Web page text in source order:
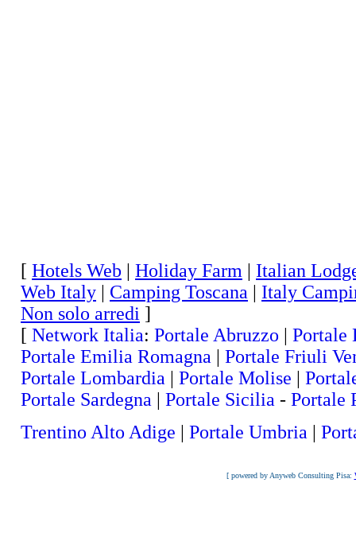
[ Hotels Web | Holiday Farm | Italian
Web Italy | Camping Toscana | Italy
Non solo arredi ]
[ Network Italia: Portale Abruzzo | Portale
Portale Emilia Romagna | Portale Friuli
Portale Lombardia | Portale Molise |
Portale Sardegna | Portale Sicilia - Portale
Trentino Alto Adige | Portale Umbria |
[ powered by Anyweb Consulting Pisa: